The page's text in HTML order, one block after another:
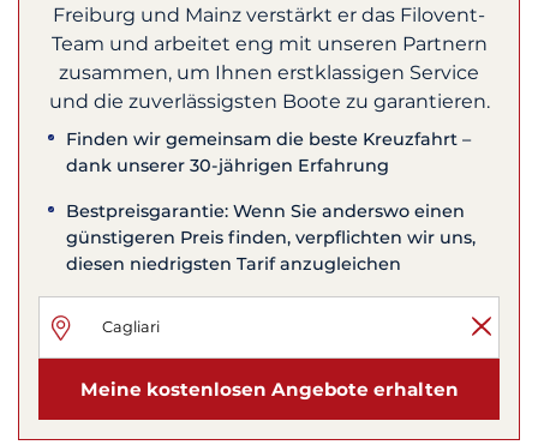
Freiburg und Mainz verstärkt er das Filovent-
Team und arbeitet eng mit unseren Partnern
zusammen, um Ihnen erstklassigen Service
und die zuverlässigsten Boote zu garantieren.
Finden wir gemeinsam die beste Kreuzfahrt –
dank unserer 30-jährigen Erfahrung
Bestpreisgarantie: Wenn Sie anderswo einen
günstigeren Preis finden, verpflichten wir uns,
diesen niedrigsten Tarif anzugleichen
Meine kostenlosen Angebote erhalten